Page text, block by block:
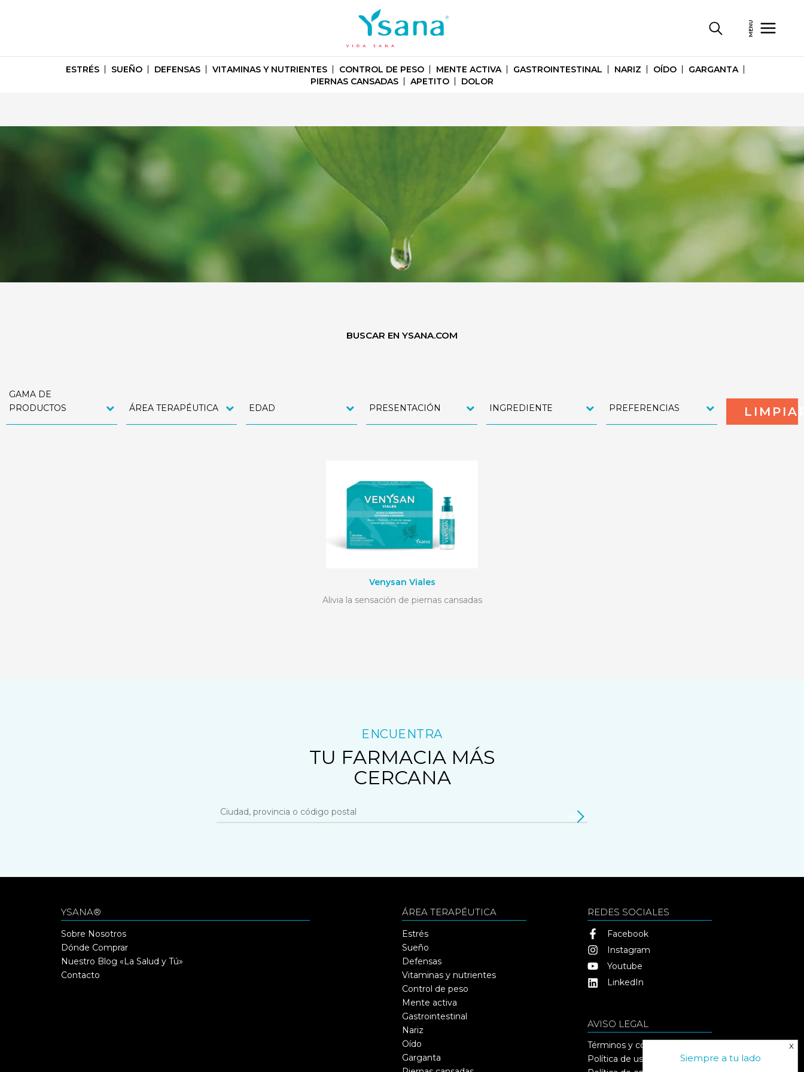
MENU
ESTRÉS SUEÑO DEFENSAS VITAMINAS Y NUTRIENTES CONTROL DE PESO MENTE ACTIVA GASTROINTESTINAL NARIZ OÍDO
GARGANTA
PIERNAS CANSADAS
APETITO DOLOR
BUSCAR EN YSANA.COM
GAMA DE
PRODUCTOS
ÁREA TERAPÉUTICA EDAD PRESENTACIÓN INGREDIENTE PREFERENCIAS
Venysan Viales
Alivia la sensación de piernas cansadas
ENCUENTRA
TU FARMACIA MÁS
CERCANA
Buscar
YSANA®
Sobre Nosotros
Dónde Comprar
Nuestro Blog «La Salud y Tú»
Contacto
ÁREA TERAPÉUTICA
Estrés
Sueño
Defensas
Vitaminas y nutrientes
Control de peso
Mente activa
Gastrointestinal
Nariz
Oído
Garganta
REDES SOCIALES
Facebook
Instagram
Youtube
LinkedIn
AVISO LEGAL
Términos y condiciones
Política de uso y privacidadSiempre a tu lado